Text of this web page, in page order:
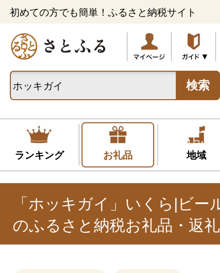
初めての方でも簡単！ふるさと納税サイト
検索
ランキング お礼品 地域
「ホッキガイ」いくら|ビー
のふるさと納税お礼品・返